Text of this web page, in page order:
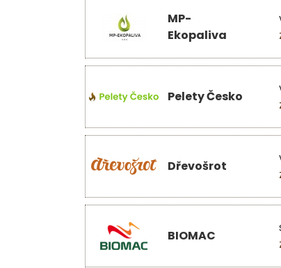
MP-
Ekopaliva
Pelety Česko
Dřevošrot
BIOMAC